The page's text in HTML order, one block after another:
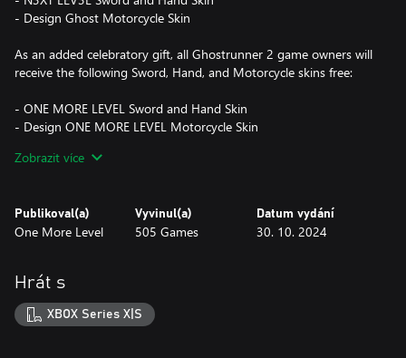
- Design Ghost Motorcycle Skin
As an added celebratory gift, all Ghostrunner 2 game owners will
receive the following Sword, Hand, and Motorcycle skins free:
- ONE MORE LEVEL Sword and Hand Skin
- Design ONE MORE LEVEL Motorcycle Skin
Anniversary Pack, plus the high-octane Endless Moto Mode for
less.
Blood Will Run!
*Ghostrunner 2 game not included. Anniversary Pack included in
Ghostrunner 2 Season Pass. Ghostrunner 2 Season Pass included
Zobrazit více
Publikoval(a)
One More Level
Vyvinul(a)
505 Games
Datum vydání
30. 10. 2024
Hrát s
XBOX Series X|S